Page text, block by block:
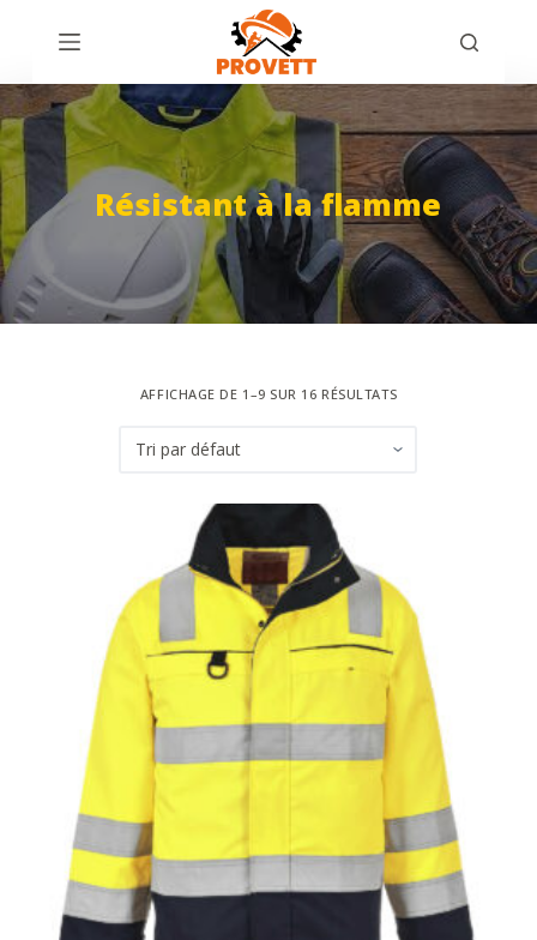
s
s
a
c
o
Résistant à la flamme
AFFICHAGE DE 1–9 SUR 16 RÉSULTATS